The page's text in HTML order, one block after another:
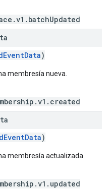
)
membresía nueva.
)
membresía actualizada.